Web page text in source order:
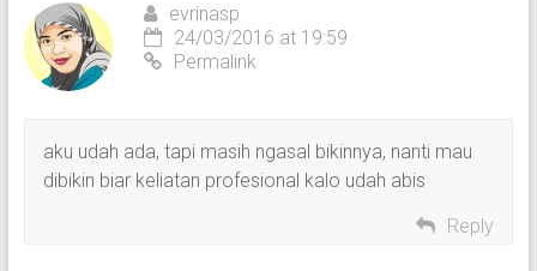
evrinasp
24/03/2016 at 19:59
Permalink
aku udah ada, tapi masih ngasal bikinnya, nanti mau
dibikin biar keliatan profesional kalo udah abis
Reply